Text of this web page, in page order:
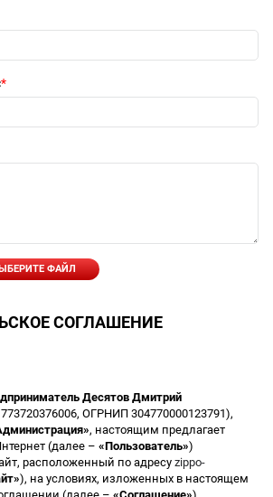
ФАЙЛ
СОГЛАШЕНИЕ
Десятов Дмитрий
ОГРНИП 304770000123791),
, настоящим предлагает
(далее – «Пользователь»)
расположенный по адресу zippo-
), на условиях, изложенных в настоящем